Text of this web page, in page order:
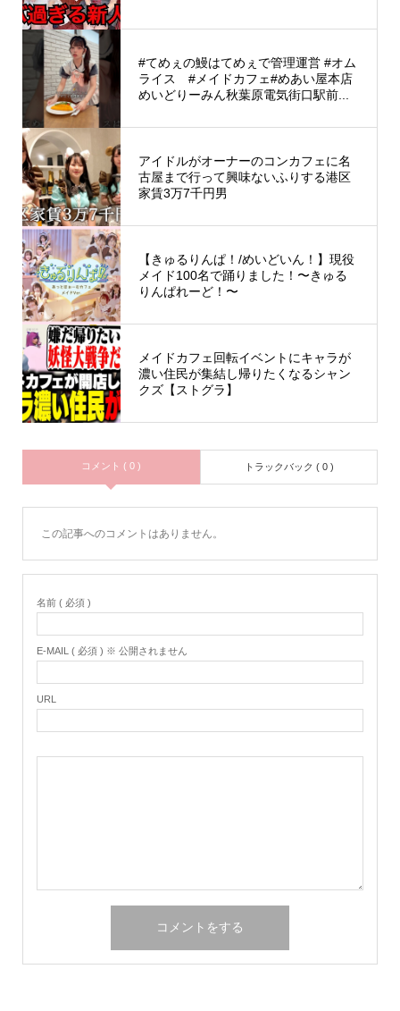
#てめぇの鰻はてめぇで管理運営 #オム
ライス #メイドカフェ#めあい屋本店
めいどりーみん秋葉原電気街口駅前...
アイドルがオーナーのコンカフェに名
古屋まで行って興味ないふりする港区
家賃3万7千円男
【きゅるりんぱ！/めいどいん！】現役
メイド100名で踊りました！〜きゅる
りんぱれーど！〜
メイドカフェ回転イベントにキャラが
濃い住民が集結し帰りたくなるシャン
クズ【ストグラ】
コメント ( 0 ) トラックバック ( 0 )
この記事へのコメントはありません。
名前 ( 必須 )
E-MAIL ( 必須 ) ※ 公開されません
URL